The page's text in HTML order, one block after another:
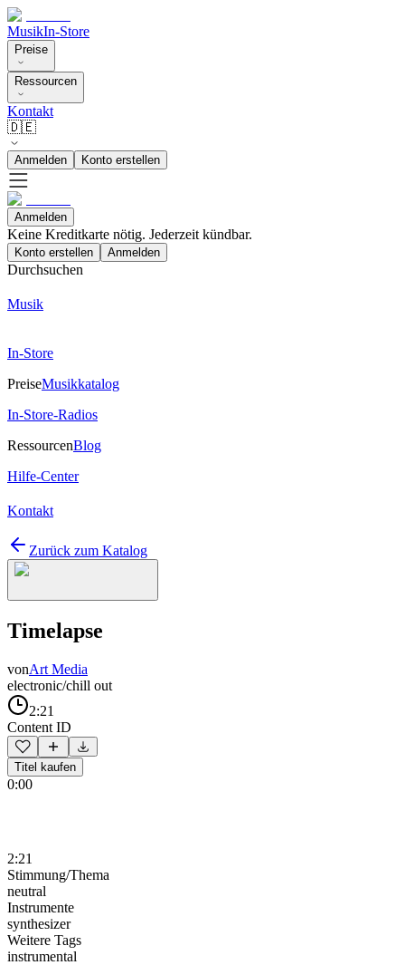
MusikIn-Store
Preise
Ressourcen
Kontakt
🇩🇪
Anmelden Konto erstellen
Anmelden
Keine Kreditkarte nötig. Jederzeit kündbar.
Konto erstellen Anmelden
Durchsuchen
Musik
In-Store
PreiseMusikkatalog
In-Store-Radios
RessourcenBlog
Hilfe-Center
Kontakt
Zurück zum Katalog
Timelapse
vonArt Media
electronic/chill out
2:21
Content ID
Titel kaufen
0:00
2:21
Stimmung/Thema
neutral
Instrumente
synthesizer
Weitere Tags
instrumental